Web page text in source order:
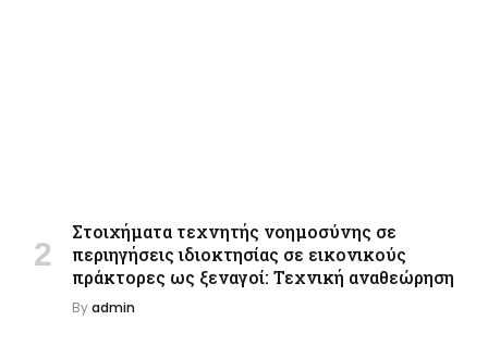
Στοιχήματα τεχνητής νοημοσύνης σε
περιηγήσεις ιδιοκτησίας σε εικονικούς
πράκτορες ως ξεναγοί: Τεχνική αναθεώρηση
Byadmin